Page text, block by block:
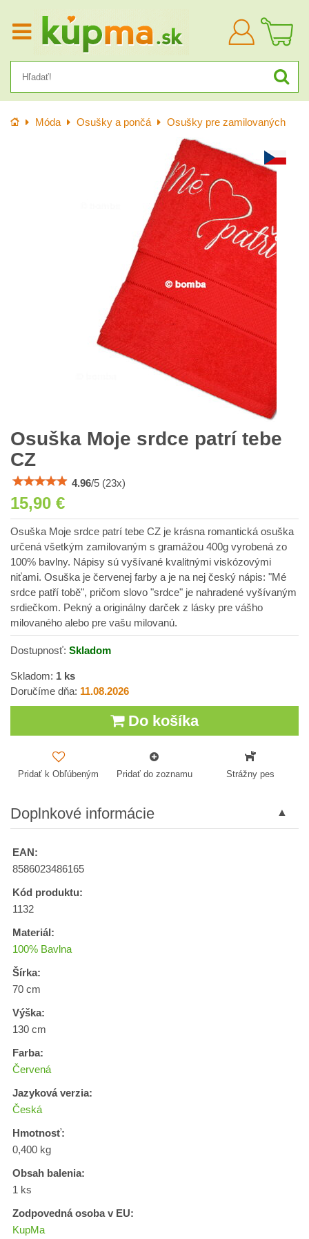
Prihlásiť
sa
Úvod Móda Osušky a pončá Osušky pre zamilovaných
Osuška Moje srdce patrí tebe
CZ
4.96/5 (23x)
15,90 €
Osuška Moje srdce patrí tebe CZ je krásna romantická osuška
určená všetkým zamilovaným s gramážou 400g vyrobená zo
100% bavlny. Nápisy sú vyšívané kvalitnými viskózovými
niťami. Osuška je červenej farby a je na nej český nápis: "Mé
srdce patří tobě", pričom slovo "srdce" je nahradené vyšívaným
srdiečkom. Pekný a originálny darček z lásky pre vášho
milovaného alebo pre vašu milovanú.
Dostupnosť: Skladom
Skladom: 1 ks
Doručíme dňa: 11.08.2026
Do košíka
Pridať k Obľúbeným Pridať do zoznamu Strážny pes
Doplnkové informácie
EAN:
8586023486165
Kód produktu:
1132
Materiál:
100% Bavlna
Šírka:
70 cm
Výška:
130 cm
Farba:
Červená
Jazyková verzia:
Česká
Hmotnosť:
0,400 kg
Obsah balenia:
1 ks
Zodpovedná osoba v EU:
KupMa